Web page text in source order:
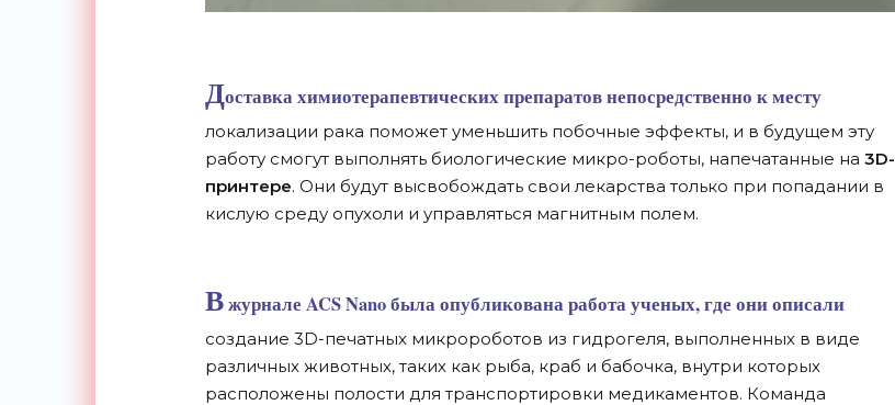
Доставка химиотерапевтических препаратов непосредственно к месту
локализации рака поможет уменьшить побочные эффекты, и в будущем эту
работу смогут выполнять биологические микро-роботы, напечатанные на 3D-
принтере. Они будут высвобождать свои лекарства только при попадании в
кислую среду опухоли и управляться магнитным полем.
Вжурнале ACS Nano была опубликована работа ученых, где они описали
создание 3D-печатных микророботов из гидрогеля, выполненных в виде
различных животных, таких как рыба, краб и бабочка, внутри которых
расположены полости для транспортировки медикаментов. Команда